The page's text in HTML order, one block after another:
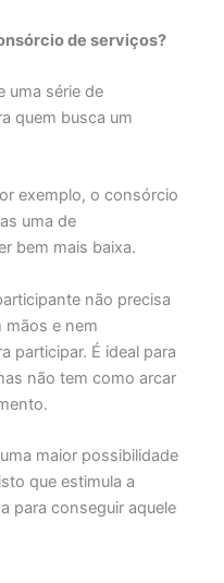
de serviços?
uma série de
quem busca um
exemplo, o consórcio
uma de
bem mais baixa.
não precisa
e nem
participar. É ideal para
não tem como arcar
maior possibilidade
que estimula a
para conseguir aquele